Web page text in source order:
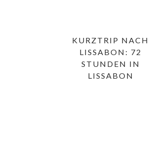
KURZTRIP NACH
LISSABON: 72
STUNDEN IN
LISSABON